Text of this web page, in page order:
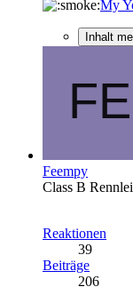
My
Inhalt
Feempy
Class B
Reaktionen
39
Beiträge
206